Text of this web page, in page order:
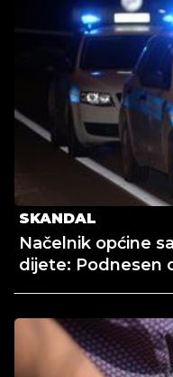
SKANDAL
Načelnik općine
dijete: Podnesen